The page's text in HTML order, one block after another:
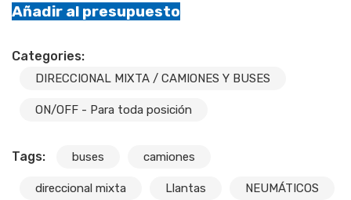
Añadir al presupuesto
Categories:
DIRECCIONAL MIXTA / CAMIONES Y BUSES
ON/OFF - Para toda posición
Tags: buses camiones
direccional mixta Llantas NEUMÁTICOS